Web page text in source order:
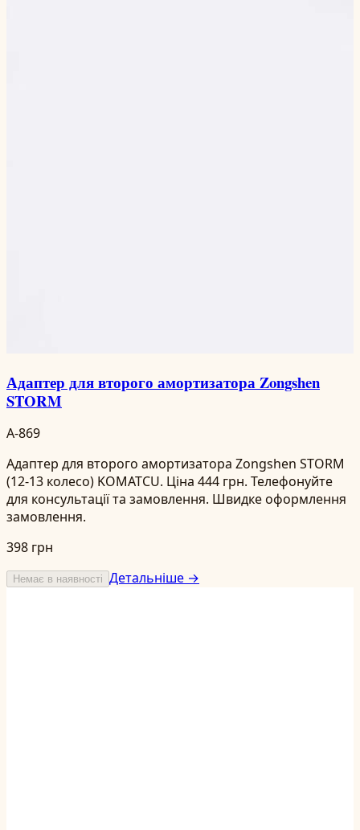
Адаптер для второго амортизатора Zongshen
STORM
A-869
Адаптер для второго амортизатора Zongshen STORM
(12-13 колесо) KOMATCU. Ціна 444 грн. Телефонуйте
для консультації та замовлення. Швидке оформлення
замовлення.
398 грн
Немає в наявності Детальніше →